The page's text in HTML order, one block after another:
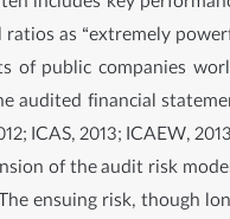
as “extremely
of public companies
financial
ICAS, 2013; ICAEW,
of the audit risk
ensuing risk, though